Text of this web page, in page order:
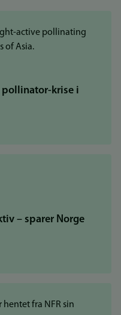
pollinator-krise i
– sparer Norge